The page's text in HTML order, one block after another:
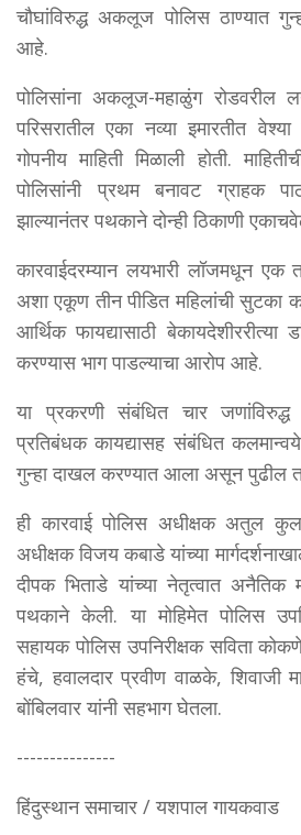
चौघांविरुद्ध अकलूज पोलिस ठाण्यात
आहे.
पोलिसांना अकलूज-महाळुंग रोडवरील
परिसरातील एका नव्या इमारतीत
गोपनीय माहिती मिळाली होती.
पोलिसांनी प्रथम बनावट ग्राहक
झाल्यानंतर पथकाने दोन्ही ठिकाणी
कारवाईदरम्यान लयभारी लॉजमधून एक
अशा एकूण तीन पीडित महिलांची सुटका
आर्थिक फायद्यासाठी
करण्यास भाग पाडल्याचा आरोप आहे.
या प्रकरणी संबंधित चार
प्रतिबंधक कायद्यासह संबंधित
गुन्हा दाखल करण्यात आला असून
ही कारवाई पोलिस अधीक्षक अतुल
अधीक्षक विजय कबाडे यांच्या
दीपक भिताडे यांच्या नेतृत्वात अनैतिक
पथकाने केली. या मोहिमेत पोलिस
सहायक पोलिस उपनिरीक्षक सविता
हंचे, हवालदार प्रवीण वाळके, शिवाजी
बोंबिलवार यांनी सहभाग घेतला.
---------------
हिंदुस्थान समाचार / यशपाल गायकवाड